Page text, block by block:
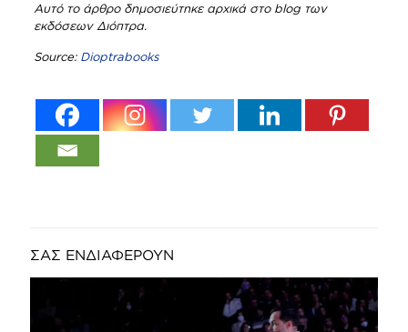
Αυτό το άρθρο δημοσιεύτηκε αρχικά στο blog των
εκδόσεων Διόπτρα.
Source: Dioptrabooks
ΣΑΣ ΕΝΔΙΑΦΕΡΟΥΝ